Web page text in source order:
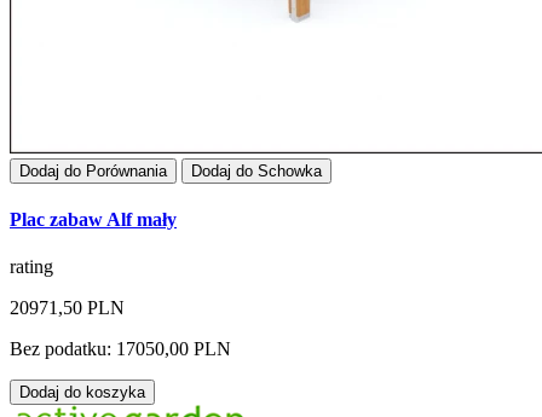
Dodaj do Porównania Dodaj do Schowka
Plac zabaw Alf mały
rating
20971,50 PLN
Bez podatku: 17050,00 PLN
Dodaj do koszyka